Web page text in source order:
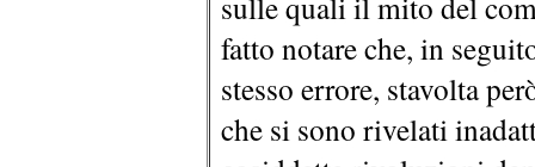
fatto notare che, in
stesso errore, stavolta
che si sono rivelati